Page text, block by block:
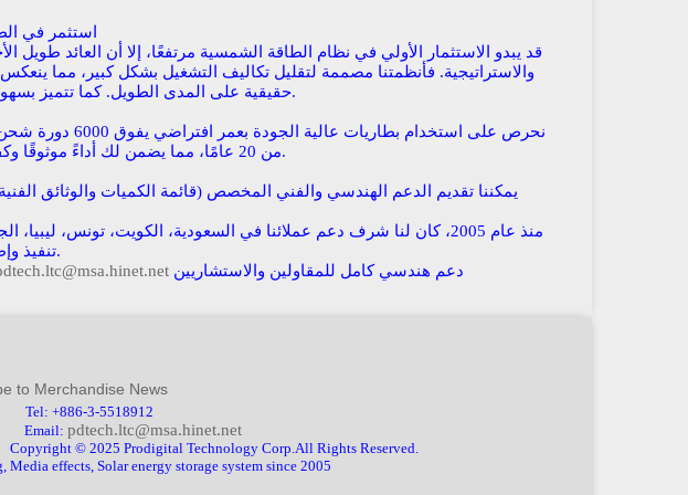
استثمر في
قد يبدو الاستثمار الأولي في نظام الطاقة الشمسية مرتفعًا، إلا أن العائد طويل
والاستراتيجية. فأنظمتنا مصممة لتقليل تكاليف التشغيل بشكل كبير، مما
حقيقية على المدى الطويل. كما تتميز بسهولة التركيب والحاجة إلى صيانة بسيطة للغاية.
نحرص على استخدام بطاريات عالية الجودة بعمر افتراضي يفوق 6000 دورة شحن وتفريغ
من 20 عامًا ، مما يضمن لك أداءً موثوقًا وكفاءة عالية واستقرارًا تشغيليًا لسنوات طويلة.
يمكننا تقديم الدعم الهندسي والفني المخصص (قائمة الكميات والوثائق
منذ عام 2005، كان لنا شرف دعم عملائنا في السعودية، الكويت، تونس،
تنفيذ وإطلاق مشاريع طاقة شمسية بمختلف الأحجام.
دعم هندسي كامل للمقاولين والاستشاريين
to Merchandise News
+886-3-5518912
Email: pdtech.ltc@msa.hinet.net
Technology Corp.All Rights Reserved.
Solar energy storage system since 2005